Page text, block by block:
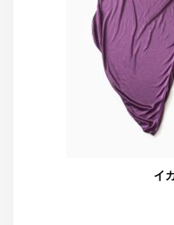
イ